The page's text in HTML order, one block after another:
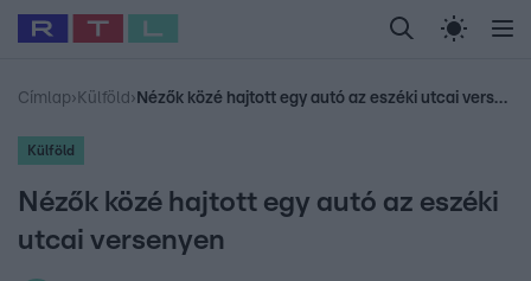
Legfrissebb RTL Híradó Randi Celeb vagyok,
Babits Marcella Most Wanted Gallusz
Címlap› Külföld › Nézők közé hajtott egy autó az eszéki utcai versenyen
Külföld
Nézők közé hajtott egy autó az eszéki
utcai versenyen